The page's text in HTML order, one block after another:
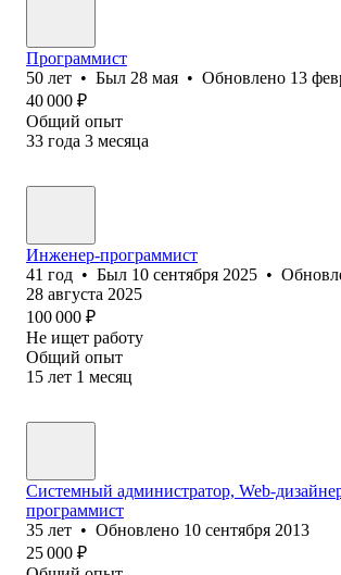
Программист
50 лет • Был 28 мая • Обновлено 13
40 000 ₽
Общий опыт
33 года 3 месяца
Инженер-программист
41 год • Был 10 сентября 2025 •
28 августа 2025
100 000 ₽
Не ищет работу
Общий опыт
15 лет 1 месяц
Системный администратор, Web-
программист
35 лет • Обновлено 10 сентября 2013
25 000 ₽